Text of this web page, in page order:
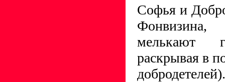
Софья и
мелькают
раскрывая в
добродетелей).